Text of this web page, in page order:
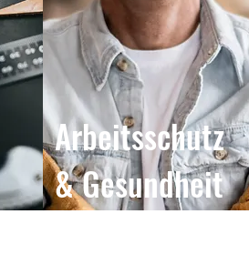
Arbeitsschutz
& Gesundheit